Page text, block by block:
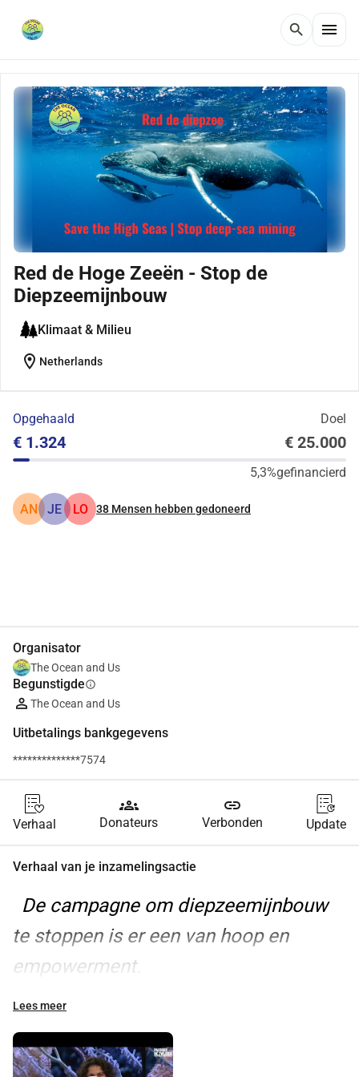
search menu
Red de Hoge Zeeën - Stop de
Diepzeemijnbouw
Klimaat & Milieu
location_on Netherlands
Opgehaald Doel
€ 1.324 € 25.000
5,3%gefinancierd
AN JE LO 38 Mensen hebben gedoneerd
Organisator
The Ocean and Us
Begunstigdeinfo
The Ocean and Us
Uitbetalings bankgegevens
**************7574
Verhaal
groups
Donateurs
link
Verbonden Update
Verhaal van je inzamelingsactie
De campagne om diepzeemijnbouw
te stoppen is er een van hoop en
empowerment.
Hoewel diepzeemijnbouw de meest
angstaanjagende industrie is die ik
voor de oceaan en ons kan bedenken,
Lees meer